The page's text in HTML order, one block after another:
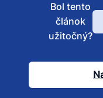
Bol tento
článok
užitočný?